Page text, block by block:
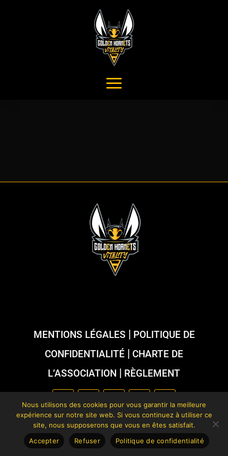
MENTIONS LÉGALES | POLITIQUE DE
CONFIDENTIALITÉ | CHARTE DE
L’ASSOCIATION | RÈGLEMENT
© GOLDEN HORNETS2025, TOUS DROITS RÉSERVÉS
* Mot de passe
Se souvenir de moi
Nous utilisons des cookies pour vous garantir la meilleure
expérience sur notre site web. Si vous continuez à utiliser ce
site, nous supposerons que vous en êtes satisfait.
Accepter
Refuser Politique de confidentialité